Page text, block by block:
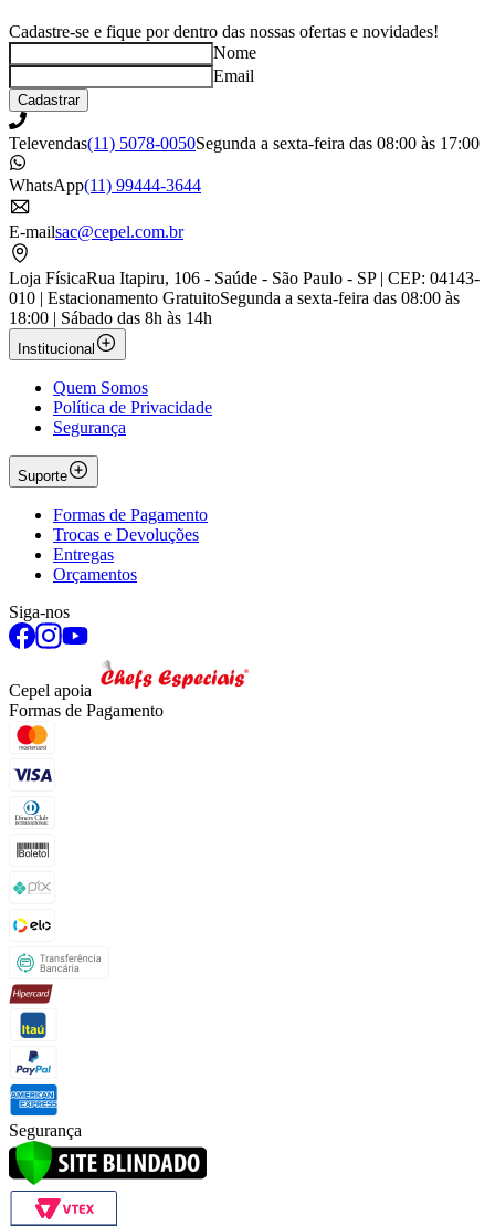
Cadastre-se e fique por dentro das nossas ofertas e novidades!
Nome
Email
Cadastrar
Televendas(11) 5078-0050Segunda a sexta-feira das 08:00 às 17:00
WhatsApp(11) 99444-3644
E-mailsac@cepel.com.br
Loja FísicaRua Itapiru, 106 - Saúde - São Paulo - SP | CEP: 04143-
010 | Estacionamento GratuitoSegunda a sexta-feira das 08:00 às
18:00 | Sábado das 8h às 14h
Institucional
Quem Somos
Política de Privacidade
Segurança
Suporte
Formas de Pagamento
Trocas e Devoluções
Entregas
Orçamentos
Siga-nos
Cepel apoia
Formas de Pagamento
Segurança